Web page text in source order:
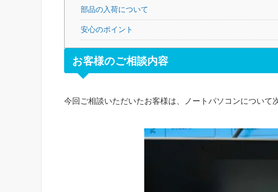
部品の入荷について
安心のポイント
お客様のご相談内容
今回ご相談いただいたお客様は、ノートパソコンについて